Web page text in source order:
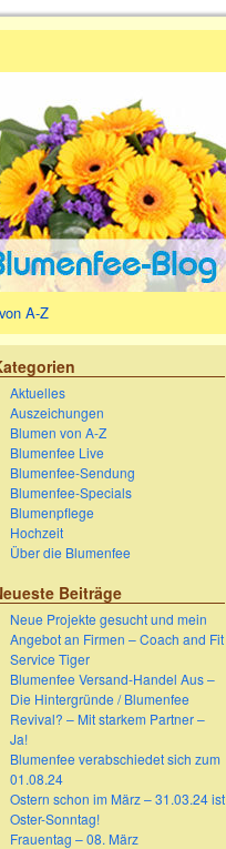
A-Z
Aktuelles
Auszeichungen
Blumen von A-Z
Blumenfee Live
Blumenfee-Sendung
Blumenfee-Specials
Blumenpflege
Hochzeit
Über die Blumenfee
Beiträge
Neue Projekte gesucht und mein
Angebot an Firmen – Coach and Fit
Service Tiger
Blumenfee Versand-Handel Aus –
Die Hintergründe / Blumenfee
Revival? – Mit starkem Partner –
Ja!
Blumenfee verabschiedet sich zum
01.08.24
Ostern schon im März – 31.03.24 ist
Oster-Sonntag!
Frauentag – 08. März